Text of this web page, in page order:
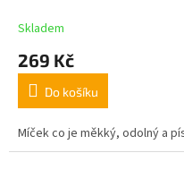
Skladem
269 Kč
Do košíku
Míček co je měkký, odolný a